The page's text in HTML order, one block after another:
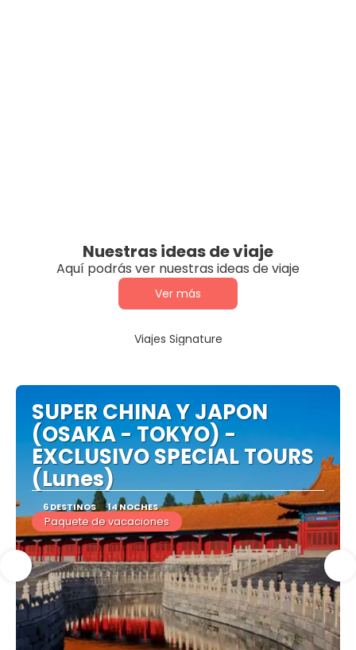
Nuestras ideas de viaje
Aquí podrás ver nuestras ideas de viaje
Ver más
Viajes Signature
SUPER CHINA Y JAPON
(OSAKA - TOKYO) -
EXCLUSIVO SPECIAL TOURS
(Lunes)
6 DESTINOS 14 NOCHES
Paquete de vacaciones